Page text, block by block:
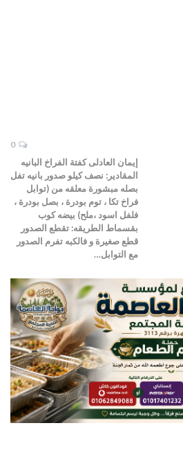
0
إيمان العادلى كفتة الفراخ البانيه
المقادير: نصف كيلو صدور بانيه تفل
بصله مبشورة معلقه من (توابل
فراخ تكا ، توم بودرة ، بصل بودرة ،
فلفل اسود ،ملح) بيضه كوب
بقسماط الطريقه: تقطع الصدور
قطع صغيرة و فالكبه تفرم الصدور
مع التوابل…